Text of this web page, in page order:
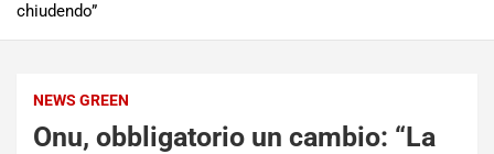
chiudendo”
NEWS GREEN
Onu, obbligatorio un cambio: “La